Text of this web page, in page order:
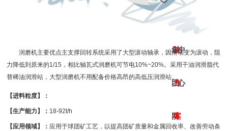
冠
集
团
网
解
决
方
案
品
中
心
润磨机主要优点主支撑回转系统采用了大型滚动轴承，因滑动变为滚动，阻
力降低到原来的1/15，相比轴瓦式润磨机可节电10%~20%。采用干油润滑脂代
替稀油润滑站，大型润磨机不用配备价格高昂的高低压润滑站。
【进料粒度】：
【生产能力】： 18-92t/h
【应用领域】：应用于球团矿工艺，以提高团矿质量和金属回收率、改善劳动条